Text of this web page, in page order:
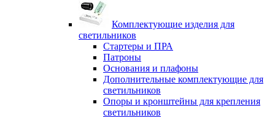
Комплектующие изделия для
светильников
Стартеры и ПРА
Патроны
Основания и плафоны
Дополнительные комплектующие для
светильников
Опоры и кронштейны для крепления
светильников